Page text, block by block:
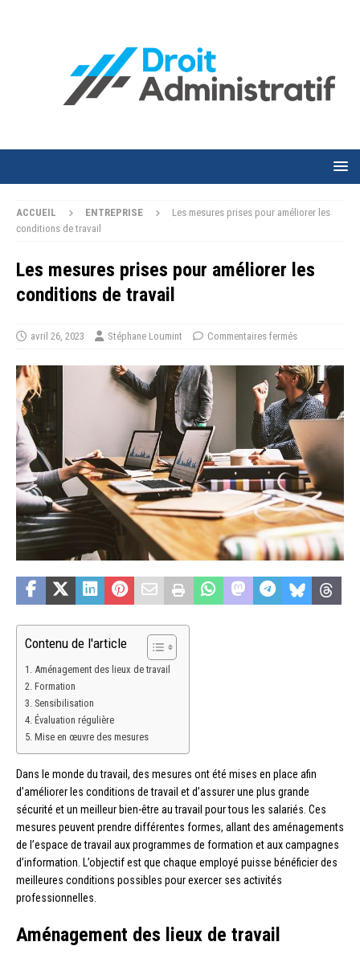
ACCUEIL ENTREPRISE
Les mesures prises pour améliorer les
conditions de travail
Les mesures prises pour améliorer les
conditions de travail
avril 26, 2023 Stéphane Loumint Commentaires fermés
Contenu de l'article
Aménagement des lieux de travail
Formation
Sensibilisation
Évaluation régulière
Mise en œuvre des mesures
Dans le monde du travail, des mesures ont été mises en place afin
d’améliorer les conditions de travail et d’assurer une plus grande
sécurité et un meilleur bien-être au travail pour tous les salariés. Ces
mesures peuvent prendre différentes formes, allant des aménagements
de l’espace de travail aux programmes de formation et aux campagnes
d’information. L’objectif est que chaque employé puisse bénéficier des
meilleures conditions possibles pour exercer ses activités
professionnelles.
Aménagement des lieux de travail